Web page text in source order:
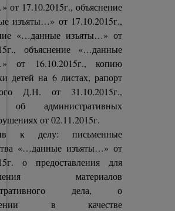
от 17.10.2015г., объяснение
изъяты…» от 17.10.2015г.,
«…данные изъяты…» от
объяснение «…данные
от 16.10.2015г., копию
детей на 6 листах, рапорт
Д.Н. от 31.10.2015г.,
об административных
от 02.11.2015г.
к делу: письменные
«…данные изъяты…» от
о предоставления для
материалов
дела, о
в качестве